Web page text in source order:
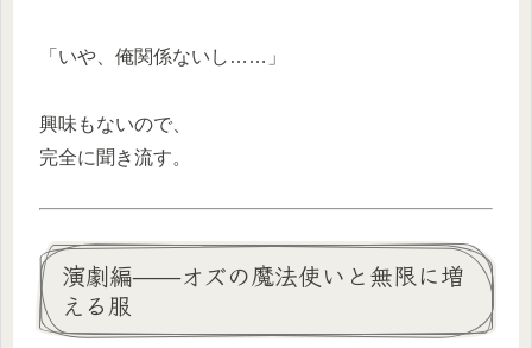
「いや、俺関係ないし……」
興味もないので、
完全に聞き流す。
演劇編——オズの魔法使いと無限に増
える服